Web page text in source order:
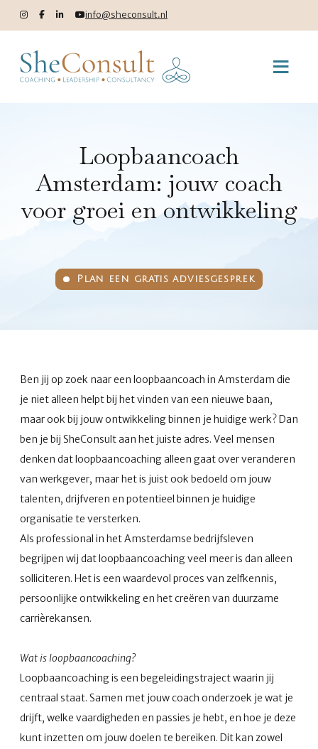
info@sheconsult.nl
Loopbaancoach
Amsterdam: jouw coach
voor groei en ontwikkeling
Plan een gratis adviesgesprek
Ben jij op zoek naar een loopbaancoach in Amsterdam die
je niet alleen helpt bij het vinden van een nieuwe baan,
maar ook bij jouw ontwikkeling binnen je huidige werk? Dan
ben je bij SheConsult aan het juiste adres. Veel mensen
denken dat loopbaancoaching alleen gaat over veranderen
van werkgever, maar het is juist ook bedoeld om jouw
talenten, drijfveren en potentieel binnen je huidige
organisatie te versterken.
Als professional in het Amsterdamse bedrijfsleven
begrijpen wij dat loopbaancoaching veel meer is dan alleen
solliciteren. Het is een waardevol proces van zelfkennis,
persoonlijke ontwikkeling en het creëren van duurzame
carrièrekansen.
Wat is loopbaancoaching?
Loopbaancoaching is een begeleidingstraject waarin jij
centraal staat. Samen met jouw coach onderzoek je wat je
drijft, welke vaardigheden en passies je hebt, en hoe je deze
kunt inzetten om jouw doelen te bereiken. Dit kan zowel